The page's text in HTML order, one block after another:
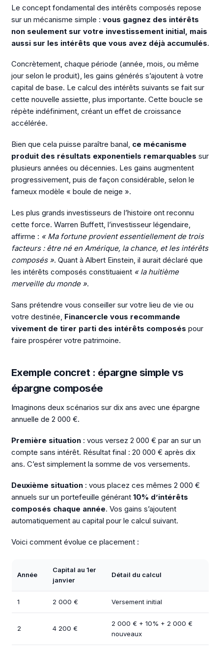
Le concept fondamental des intérêts composés repose
sur un mécanisme simple : vous gagnez des intérêts
non seulement sur votre investissement initial, mais
aussi sur les intérêts que vous avez déjà accumulés.
Concrètement, chaque période (année, mois, ou même
jour selon le produit), les gains générés s’ajoutent à votre
capital de base. Le calcul des intérêts suivants se fait sur
cette nouvelle assiette, plus importante. Cette boucle se
répète indéfiniment, créant un effet de croissance
accélérée.
Bien que cela puisse paraître banal, ce mécanisme
produit des résultats exponentiels remarquables sur
plusieurs années ou décennies. Les gains augmentent
progressivement, puis de façon considérable, selon le
fameux modèle « boule de neige ».
Les plus grands investisseurs de l’histoire ont reconnu
cette force. Warren Buffett, l’investisseur légendaire,
affirme : « Ma fortune provient essentiellement de trois
facteurs : être né en Amérique, la chance, et les intérêts
composés ». Quant à Albert Einstein, il aurait déclaré que
les intérêts composés constituaient « la huitième
merveille du monde ».
Sans prétendre vous conseiller sur votre lieu de vie ou
votre destinée, Financercle vous recommande
vivement de tirer parti des intérêts composés pour
faire prospérer votre patrimoine.
Exemple concret : épargne simple vs
épargne composée
Imaginons deux scénarios sur dix ans avec une épargne
annuelle de 2 000 €.
Première situation: vous versez 2 000 € par an sur un
compte sans intérêt. Résultat final : 20 000 € après dix
ans. C’est simplement la somme de vos versements.
Deuxième situation: vous placez ces mêmes 2 000 €
annuels sur un portefeuille générant 10% d’intérêts
composés chaque année. Vos gains s’ajoutent
automatiquement au capital pour le calcul suivant.
Voici comment évolue ce placement :
Année
Capital au 1er
janvier
Détail du calcul
1 2 000 € Versement initial
2 4 200 €
2 000 € + 10% + 2 000 €
nouveaux